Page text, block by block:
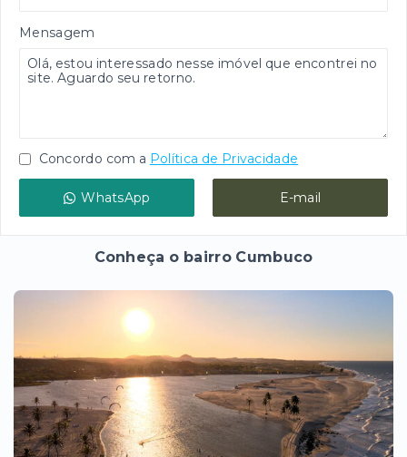
Mensagem
Concordo com a Política de Privacidade
WhatsApp E-mail
Conheça o bairro Cumbuco